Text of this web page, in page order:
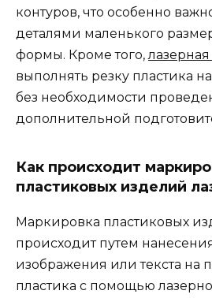
контуров, что особенно
деталями маленького
формы. Кроме того,лазерная
выполнять резку пластика
без необходимости
дополнительной
Как происходит
пластиковых изделий
Маркировка пластиковых
происходит путем
изображения или текста на
пластика с помощью